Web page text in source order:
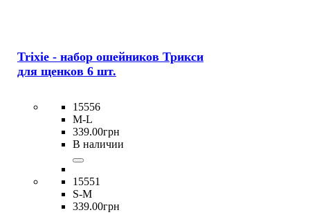
Trixie - набор ошейников Трикси
для щенков 6 шт.
15556
M-L
339.00грн
В наличии
15551
S-M
339.00грн